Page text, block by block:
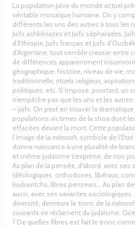
La population juive du monde actuel
véritable mosaïque humaine. On y
différents les uns des autres à tous les
Juifs ashkénazes et Juifs sépharades,
d’Ethiopie, Juifs français et Juifs
d’Argentine, tout semble creuser entre
de différences apparemment
géographique, histoire, niveau de vie,
traditionnelle, rituels religieux,
politiques, etc. S’impose, pourtant, un
n’empêche pas que les uns et les
– juifs. On peut en trouver la
populations victimes de la shoa dont
effacées devant la mort. Cette
l’image de la ménorah , symbole de
donne naissance à une pluralité de
et même judaïsme s’exprime, de nos
Au plan de la pensée, d’abord, avec
idéologiques, orthodoxes, libéraux,
loubavitchs, libres penseurs... Au plan
aussi, avec ses variantes
diversité, demeure le tronc de la
courants se réclament du judaïsme.
? De quelles fibres est fait le tronc